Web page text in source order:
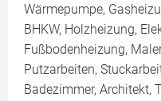
Wärmepumpe,
BHKW, Holzheizung,
Fußbodenheizung,
Putzarbeiten,
Badezimmer, Architekt,